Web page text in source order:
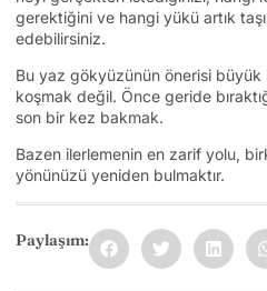
gerektiğini ve hangi yükü artık
edebilirsiniz.
Bu yaz gökyüzünün önerisi büyük
koşmak değil. Önce geride
son bir kez bakmak.
Bazen ilerlemenin en zarif yolu,
yönünüzü yeniden bulmaktır.
Paylaşım: